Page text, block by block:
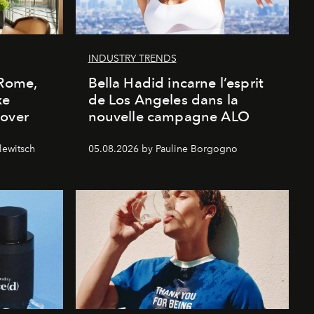
INDUSTRY TRENDS
Bella Hadid incarne l’esprit
de Los Angeles dans la
nouvelle campagne ALO
05.08.2026 by Pauline Borgogno